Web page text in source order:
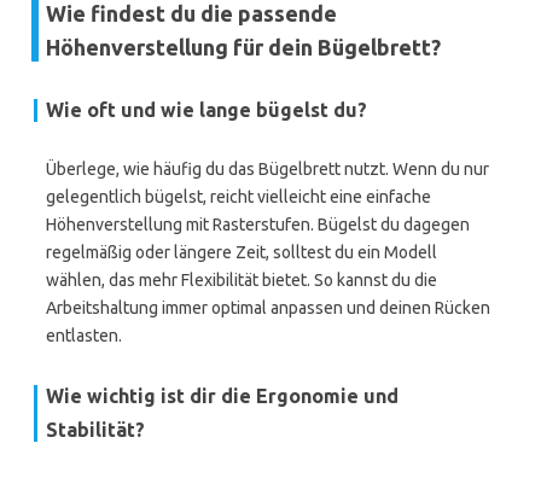
Wie findest du die passende
Höhenverstellung für dein Bügelbrett?
Wie oft und wie lange bügelst du?
Überlege, wie häufig du das Bügelbrett nutzt. Wenn du nur
gelegentlich bügelst, reicht vielleicht eine einfache
Höhenverstellung mit Rasterstufen. Bügelst du dagegen
regelmäßig oder längere Zeit, solltest du ein Modell
wählen, das mehr Flexibilität bietet. So kannst du die
Arbeitshaltung immer optimal anpassen und deinen Rücken
entlasten.
Wie wichtig ist dir die Ergonomie und
Stabilität?